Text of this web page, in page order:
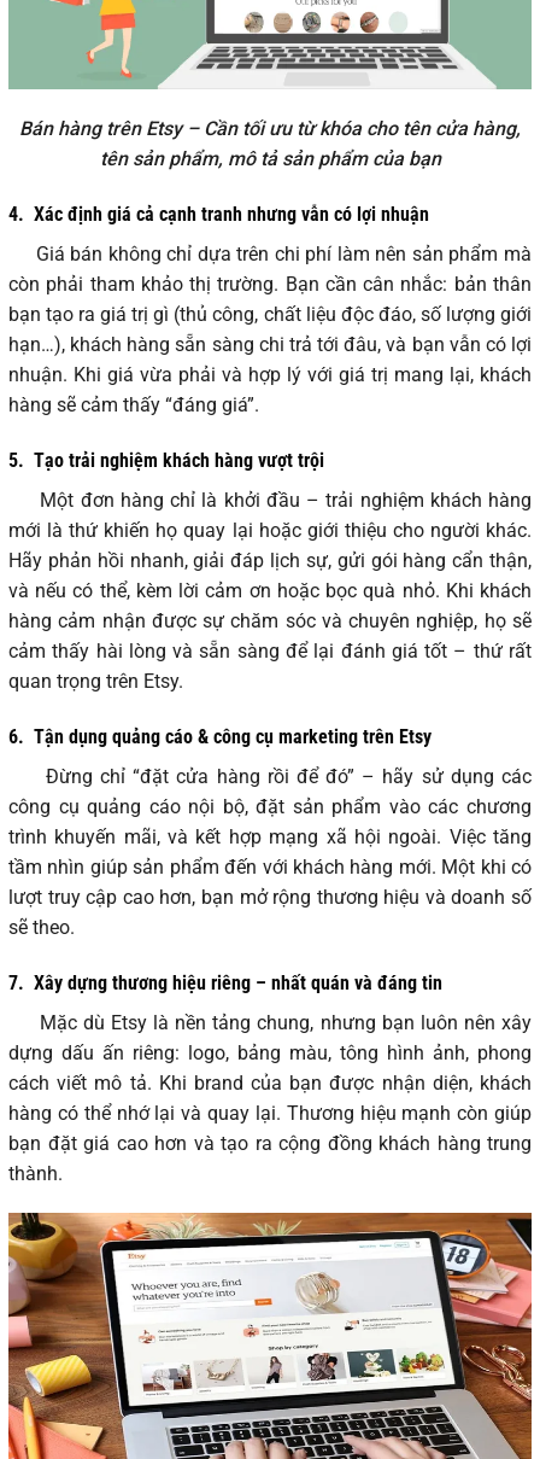
Bán hàng trên Etsy – Cần tối ưu từ khóa cho tên cửa hàng,
tên sản phẩm, mô tả sản phẩm của bạn
4. Xác định giá cả cạnh tranh nhưng vẫn có lợi nhuận
Giá bán không chỉ dựa trên chi phí làm nên sản phẩm mà
còn phải tham khảo thị trường. Bạn cần cân nhắc: bản thân
bạn tạo ra giá trị gì (thủ công, chất liệu độc đáo, số lượng giới
hạn…), khách hàng sẵn sàng chi trả tới đâu, và bạn vẫn có lợi
nhuận. Khi giá vừa phải và hợp lý với giá trị mang lại, khách
hàng sẽ cảm thấy “đáng giá”.
5. Tạo trải nghiệm khách hàng vượt trội
Một đơn hàng chỉ là khởi đầu – trải nghiệm khách hàng
mới là thứ khiến họ quay lại hoặc giới thiệu cho người khác.
Hãy phản hồi nhanh, giải đáp lịch sự, gửi gói hàng cẩn thận,
và nếu có thể, kèm lời cảm ơn hoặc bọc quà nhỏ. Khi khách
hàng cảm nhận được sự chăm sóc và chuyên nghiệp, họ sẽ
cảm thấy hài lòng và sẵn sàng để lại đánh giá tốt – thứ rất
quan trọng trên Etsy.
6. Tận dụng quảng cáo & công cụ marketing trên Etsy
Đừng chỉ “đặt cửa hàng rồi để đó” – hãy sử dụng các
công cụ quảng cáo nội bộ, đặt sản phẩm vào các chương
trình khuyến mãi, và kết hợp mạng xã hội ngoài. Việc tăng
tầm nhìn giúp sản phẩm đến với khách hàng mới. Một khi có
lượt truy cập cao hơn, bạn mở rộng thương hiệu và doanh số
sẽ theo.
7. Xây dựng thương hiệu riêng – nhất quán và đáng tin
Mặc dù Etsy là nền tảng chung, nhưng bạn luôn nên xây
dựng dấu ấn riêng: logo, bảng màu, tông hình ảnh, phong
cách viết mô tả. Khi brand của bạn được nhận diện, khách
hàng có thể nhớ lại và quay lại. Thương hiệu mạnh còn giúp
bạn đặt giá cao hơn và tạo ra cộng đồng khách hàng trung
thành.